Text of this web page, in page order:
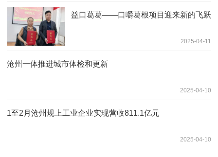
益口葛葛——口嚼葛根项目迎来新的飞跃
2025-04-11
沧州一体推进城市体检和更新
2025-04-10
1至2月沧州规上工业企业实现营收811.1亿元
2025-04-10